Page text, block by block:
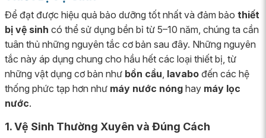
Để đạt được hiệu quả bảo dưỡng tốt nhất và đảm bảo thiết
bị vệ sinh có thể sử dụng bền bỉ từ 5–10 năm, chúng ta cần
tuân thủ những nguyên tắc cơ bản sau đây. Những nguyên
tắc này áp dụng chung cho hầu hết các loại thiết bị, từ
những vật dụng cơ bản như bồn cầu, lavabo đến các hệ
thống phức tạp hơn như máy nước nóng hay máy lọc
nước.
1. Vệ Sinh Thường Xuyên và Đúng Cách